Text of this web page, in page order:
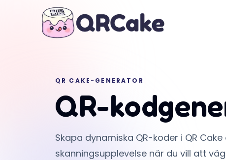
QR CAKE-GENERATOR
QR-
Skapa dynamiska QR-koder i QR
skanningsupplevelse när du vill att